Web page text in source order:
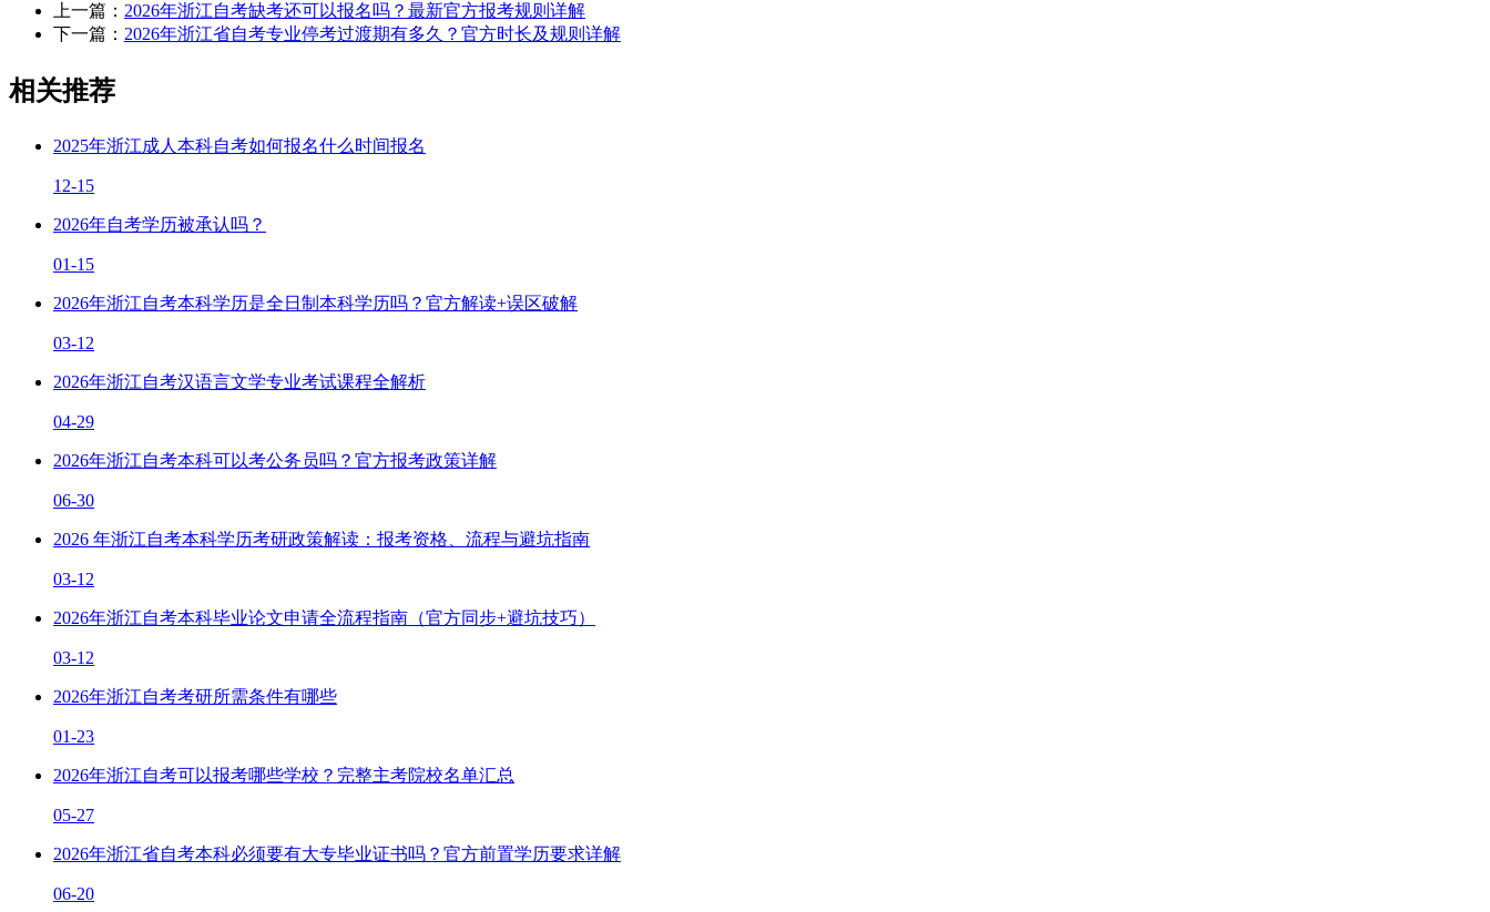
上一篇： 2026年浙江自考缺考还可以报名吗？最新官方报考规则详解
下一篇： 2026年浙江省自考专业停考过渡期有多久？官方时长及规则详解
相关推荐
2025年浙江成人本科自考如何报名什么时间报名
12-15
2026年自考学历被承认吗？
01-15
2026年浙江自考本科学历是全日制本科学历吗？官方解读+误区破解
03-12
2026年浙江自考汉语言文学专业考试课程全解析
04-29
2026年浙江自考本科可以考公务员吗？官方报考政策详解
06-30
2026 年浙江自考本科学历考研政策解读：报考资格、流程与避坑指南
03-12
2026年浙江自考本科毕业论文申请全流程指南（官方同步+避坑技巧）
03-12
2026年浙江自考考研所需条件有哪些
01-23
2026年浙江自考可以报考哪些学校？完整主考院校名单汇总
05-27
2026年浙江省自考本科必须要有大专毕业证书吗？官方前置学历要求详解
06-20